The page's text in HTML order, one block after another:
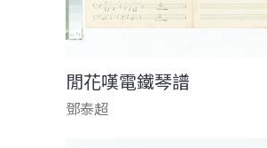
閒花嘆電鐵琴譜
鄧泰超